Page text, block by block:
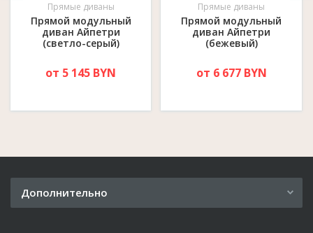
Прямые диваны
Прямой модульный
диван Айпетри
(светло-серый)
от 5 145 BYN
Прямые диваны
Прямой модульный
диван Айпетри
(бежевый)
от 6 677 BYN
Дополнительно